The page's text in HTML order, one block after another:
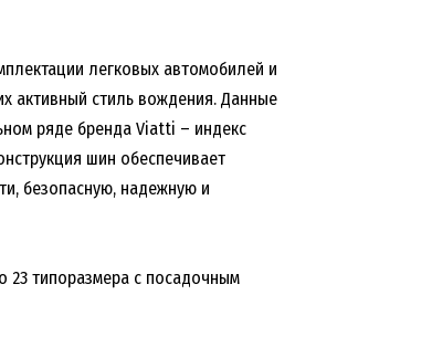
легковых автомобилей и
активный стиль вождения. Данные
ряде бренда Viatti – индекс
шин обеспечивает
безопасную, надежную и
23 типоразмера с посадочным